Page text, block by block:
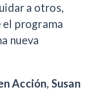
a otros,
el programa
nueva
Acción, Susan